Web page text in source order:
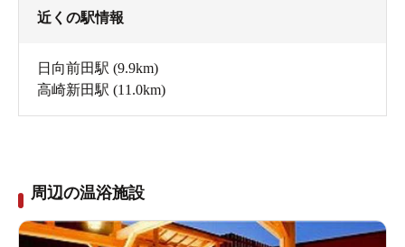
近くの駅情報
日向前田駅 (9.9km)
高崎新田駅 (11.0km)
周辺の温浴施設